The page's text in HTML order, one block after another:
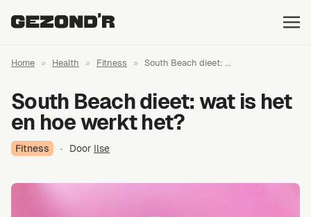
Home » Health » Fitness » South Beach dieet: ...
South Beach dieet: wat is het
en hoe werkt het?
Fitness · Door Ilse